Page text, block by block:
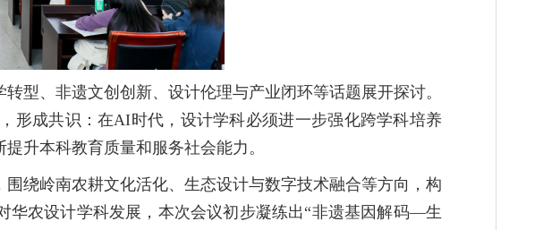
型、非遗文创创新、设计伦理与产业闭环等话题展开探讨。
形成共识：在AI时代，设计学科必须进一步强化跨学科培养
升本科教育质量和服务社会能力。
绕岭南农耕文化活化、生态设计与数字技术融合等方向，构
农设计学科发展，本次会议初步凝练出“非遗基因解码—生